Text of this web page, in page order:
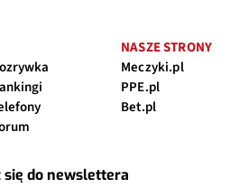
NASZE STRONY
Meczyki.pl
PPE.pl
Bet.pl
się do newslettera